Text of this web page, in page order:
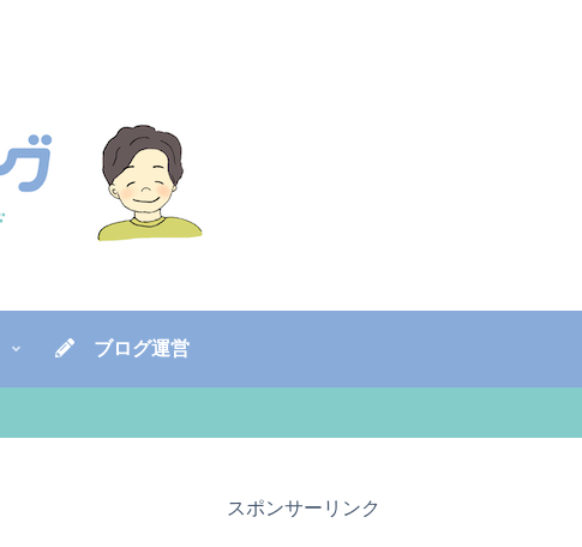
ブログ運営
スポンサーリンク